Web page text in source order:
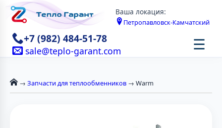
Ваша локация:
Петропавловск-Камчатский
+7 (982) 484-51-78
sale@teplo-garant.com ☰
→ Запчасти для теплообменников → Warm